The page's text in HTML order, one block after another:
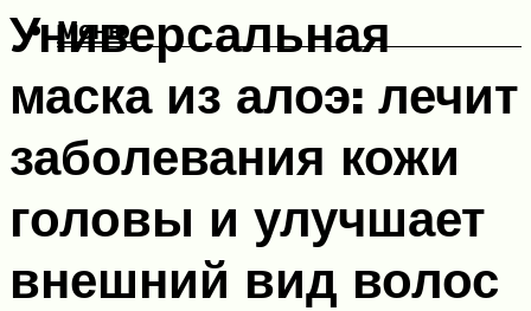
Меню
Универсальная
маска из алоэ: лечит
заболевания кожи
головы и улучшает
внешний вид волос